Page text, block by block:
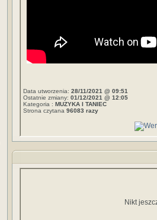
Data utworzenia: 28/11/2021 @ 09:51
Ostatnie zmiany: 01/12/2021 @ 12:05
Kategoria : MUZYKA I TANIEC
Strona czytana 96083 razy
Nikt